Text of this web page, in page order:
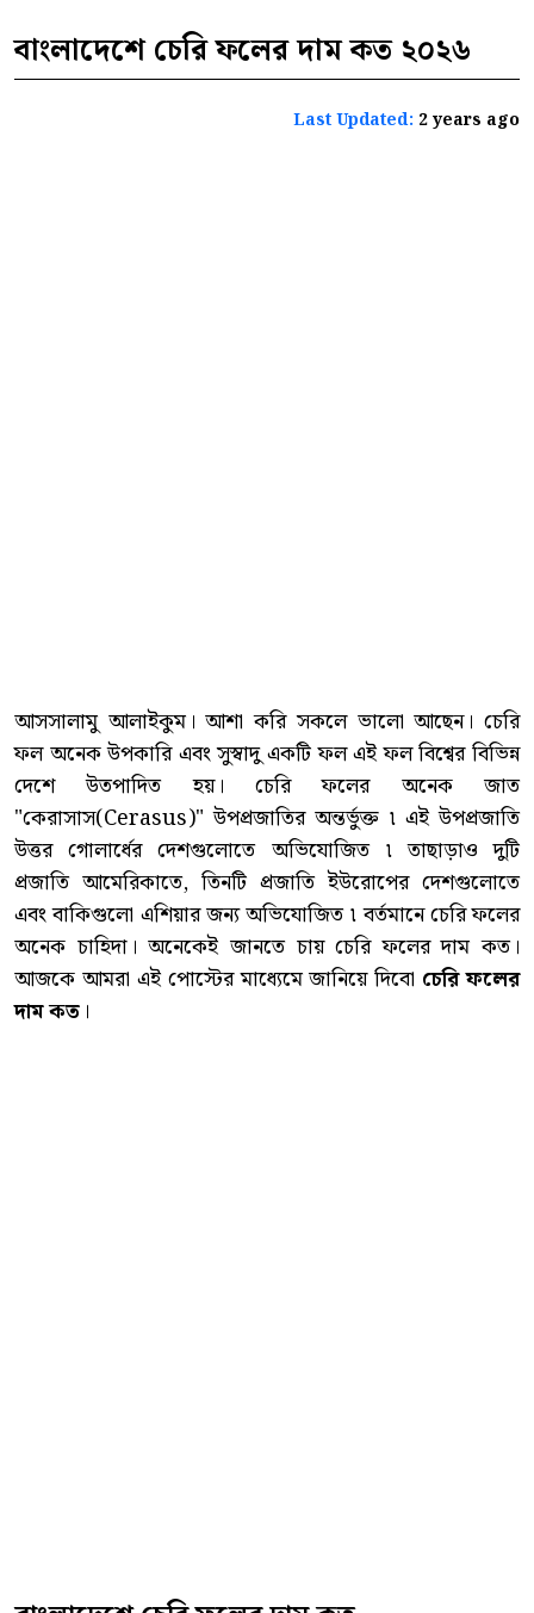
বাংলাদেশে চেরি ফলের দাম কত ২০২৬
Last Updated: 2 years ago
আসসালামু আলাইকুম। আশা করি সকলে ভালো আছেন। চেরি
ফল অনেক উপকারি এবং সুস্বাদু একটি ফল এই ফল বিশ্বের বিভিন্ন
দেশে উতপাদিত হয়। চেরি ফলের অনেক জাত
"কেরাসাস(Cerasus)" উপপ্রজাতির অন্তর্ভুক্ত ৷ এই উপপ্রজাতি
উত্তর গোলার্ধের দেশগুলোতে অভিযোজিত ৷ তাছাড়াও দুটি
প্রজাতি আমেরিকাতে, তিনটি প্রজাতি ইউরোপের দেশগুলোতে
এবং বাকিগুলো এশিয়ার জন্য অভিযোজিত ৷ বর্তমানে চেরি ফলের
অনেক চাহিদা। অনেকেই জানতে চায় চেরি ফলের দাম কত।
আজকে আমরা এই পোস্টের মাধ্যেমে জানিয়ে দিবো চেরি ফলের
দাম কত ।